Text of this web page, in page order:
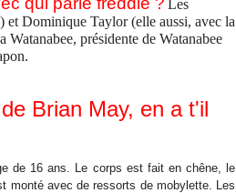
Les
Dominique Taylor (elle aussi, avec la
présidente de Watanabee
Brian May, en a t'il
de 16 ans. Le corps est fait en chêne, le
monté avec de ressorts de mobylette. Les